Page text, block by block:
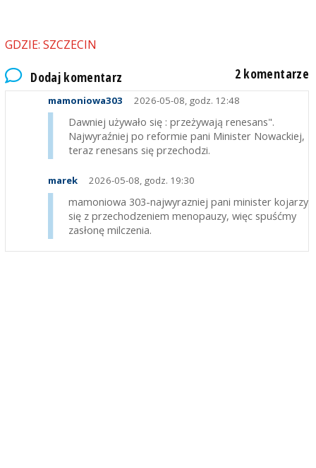
GDZIE: SZCZECIN
Dodaj komentarz 2 komentarze
mamoniowa303 2026-05-08, godz. 12:48
Dawniej używało się : przeżywają renesans".
Najwyraźniej po reformie pani Minister Nowackiej,
teraz renesans się przechodzi.
marek 2026-05-08, godz. 19:30
mamoniowa 303-najwyrazniej pani minister kojarzy
się z przechodzeniem menopauzy, więc spuśćmy
zasłonę milczenia.